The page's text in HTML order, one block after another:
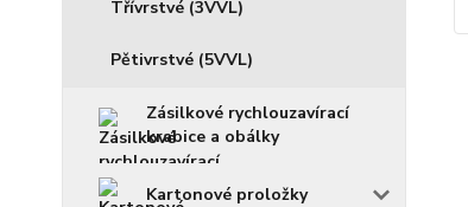
Třívrstvé (3VVL)
Pětivrstvé (5VVL)
Zásilkové rychlouzavírací
krabice a obálky
Kartonové proložky